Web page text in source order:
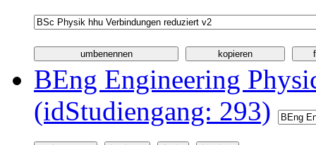
BEng Engineering
(idStudiengang: 293)